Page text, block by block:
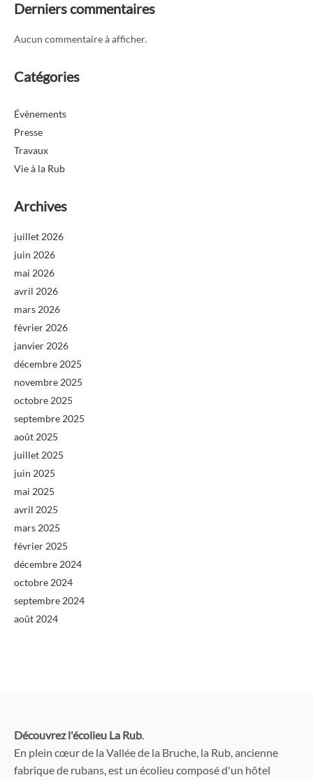
Derniers commentaires
Aucun commentaire à afficher.
Catégories
Évènements
Presse
Travaux
Vie à la Rub
Archives
juillet 2026
juin 2026
mai 2026
avril 2026
mars 2026
février 2026
janvier 2026
décembre 2025
novembre 2025
octobre 2025
septembre 2025
août 2025
juillet 2025
juin 2025
mai 2025
avril 2025
mars 2025
février 2025
décembre 2024
octobre 2024
septembre 2024
août 2024
Découvrez l'écolieu La Rub.
En plein cœur de la Vallée de la Bruche, la Rub, ancienne
fabrique de rubans, est un écolieu composé d'un hôtel